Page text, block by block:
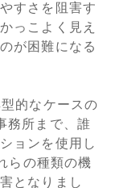
すさを阻害す
っこよく見え
が困難になる
的なケースの
務所まで、誰
ョンを使用し
らの種類の機
となりまし